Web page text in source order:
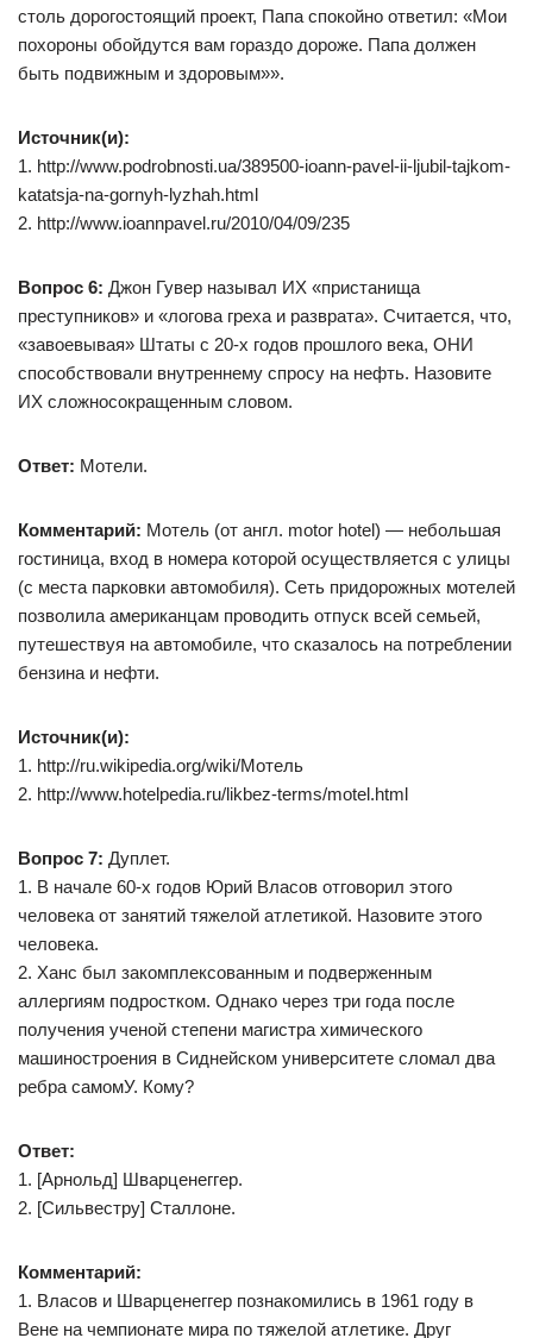
столь дорогостоящий проект, Папа спокойно ответил: «Мои
похороны обойдутся вам гораздо дороже. Папа должен
быть подвижным и здоровым»».
Источник(и):
1. http://www.podrobnosti.ua/389500-ioann-pavel-ii-ljubil-tajkom-
katatsja-na-gornyh-lyzhah.html
2. http://www.ioannpavel.ru/2010/04/09/235
Вопрос 6: Джон Гувер называл ИХ «пристанища
преступников» и «логова греха и разврата». Считается, что,
«завоевывая» Штаты с 20-х годов прошлого века, ОНИ
способствовали внутреннему спросу на нефть. Назовите
ИХ сложносокращенным словом.
Ответ: Мотели.
Комментарий: Мотель (от англ. motor hotel) — небольшая
гостиница, вход в номера которой осуществляется с улицы
(с места парковки автомобиля). Сеть придорожных мотелей
позволила американцам проводить отпуск всей семьей,
путешествуя на автомобиле, что сказалось на потреблении
бензина и нефти.
Источник(и):
1. http://ru.wikipedia.org/wiki/Мотель
2. http://www.hotelpedia.ru/likbez-terms/motel.html
Вопрос 7: Дуплет.
1. В начале 60-х годов Юрий Власов отговорил этого
человека от занятий тяжелой атлетикой. Назовите этого
человека.
2. Ханс был закомплексованным и подверженным
аллергиям подростком. Однако через три года после
получения ученой степени магистра химического
машиностроения в Сиднейском университете сломал два
ребра самомУ. Кому?
Ответ:
1. [Арнольд] Шварценеггер.
2. [Сильвестру] Сталлоне.
Комментарий:
1. Власов и Шварценеггер познакомились в 1961 году в
Вене на чемпионате мира по тяжелой атлетике. Друг